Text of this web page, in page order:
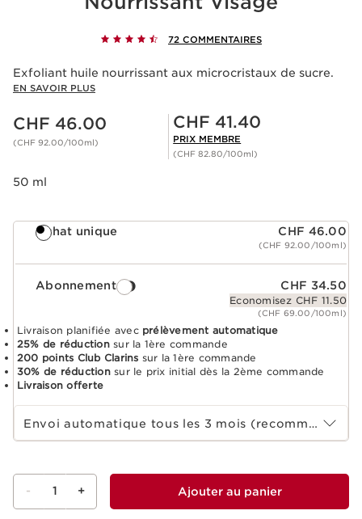
72 COMMENTAIRES
Exfoliant huile nourrissant aux microcristaux de sucre.
EN SAVOIR PLUS
Nouveau prix CHF 46.00
CHF 46.00
(CHF 92.00/100ml)
Prix Sérénité CHF 41.40
CHF 41.40
PRIX MEMBRE
(CHF 82.80/100ml)
50 ml
Achat unique CHF 46.00
(CHF 92.00/100ml)
Abonnement CHF 34.50
Economisez CHF 11.50
(CHF 69.00/100ml)
Livraison planifiée avec prélèvement automatique
25% de réduction sur la 1ère commande
200 points Club Clarins sur la 1ère commande
30% de réductionsur le prix initial dès la 2ème commande
Livraison offerte
Sélectionnez la durée de l'abonnement
Envoi automatique tous les 3 mois (recommandé)
- 1 + Ajouter au panier